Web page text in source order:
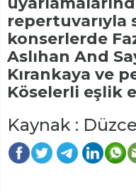
repertuvarıyla
konserlerde
Aslıhan And
Kırankaya ve
Köselerli eşlik
Kaynak :